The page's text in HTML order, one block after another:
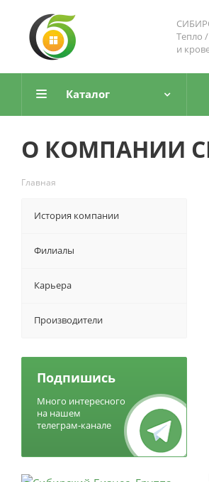
Тепло
и
Каталог
О КОМПАНИИ
Главная
История компании
Филиалы
Карьера
Производители
Подпишись
Много интересного
на нашем
телеграм-канале